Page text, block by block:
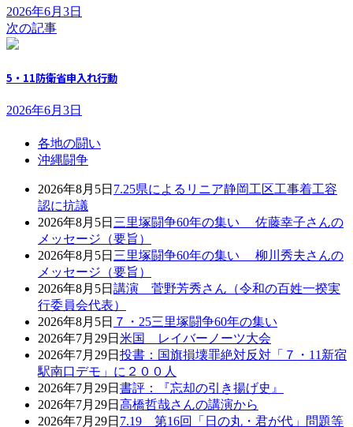
2026年6月3日
次の記事
5・11防衛省申入れ行動
2026年6月3日
各地の闘い
沖縄闘争
2026年8月5日 7.25県によるリニア静岡工区工事着工容
認に抗議
2026年8月5日 三里塚闘争60年の集い 佐藤幸子さんの
メッセージ（要旨）
2026年8月5日 三里塚闘争60年の集い 柳川秀夫さんの
メッセージ（要旨）
2026年8月5日 講演 菅野芳秀さん（令和の百姓一揆実
行委員会代表）
2026年8月5日 ７・25三里塚闘争60年の集い
2026年7月29日 米国 レイバーノーツ大会
2026年7月29日 投書：国旗損壊罪絶対反対「７・11新宿
駅南口デモ」に２００人
2026年7月29日 書評：『忘却の引き揚げ史』
2026年7月29日 高橋哲哉さんの講演から
2026年7月29日 7.19 第16回「日の丸・君が代」問題等